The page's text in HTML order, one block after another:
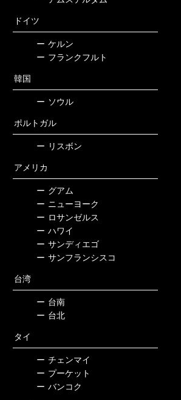
ドイツ
ー ケルン
ー フランクフルト
韓国
ー ソウル
ポルトガル
ー リスボン
アメリカ
ー グアム
ー ニューヨーク
ー ロサンゼルス
ー ハワイ
ー サンディエゴ
ー サンフランシスコ
台湾
ー 台南
ー 台北
タイ
ー チェンマイ
ー プーケット
ー バンコク